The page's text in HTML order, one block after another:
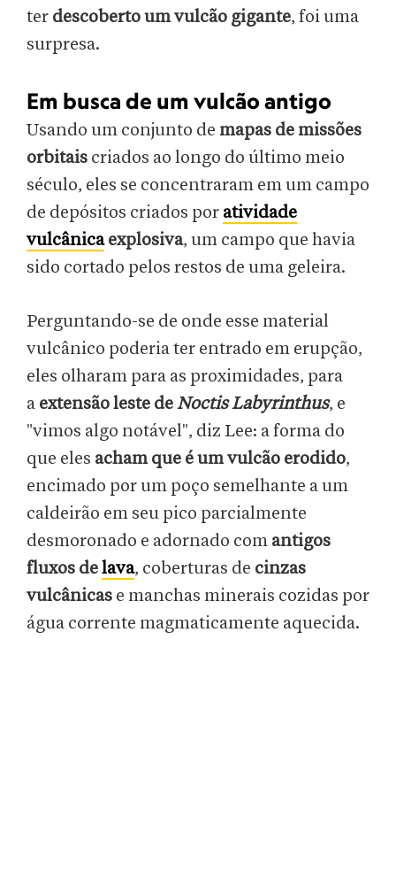
ter descoberto um vulcão gigante, foi uma
surpresa.
Em busca de um vulcão antigo
Usando um conjunto de mapas de missões
orbitais criados ao longo do último meio
século, eles se concentraram em um campo
de depósitos criados por atividade
vulcânicaexplosiva, um campo que havia
sido cortado pelos restos de uma geleira.
Perguntando-se de onde esse material
vulcânico poderia ter entrado em erupção,
eles olharam para as proximidades, para
a extensão leste deNoctis Labyrinthus, e
"vimos algo notável", diz Lee: a forma do
que eles acham que é um vulcão erodido,
encimado por um poço semelhante a um
caldeirão em seu pico parcialmente
desmoronado e adornado com antigos
fluxos delava, coberturas de cinzas
vulcânicas e manchas minerais cozidas por
água corrente magmaticamente aquecida.